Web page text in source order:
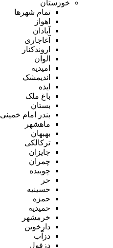
خوزستان
تمام شهر‌ها
اهواز
آبادان
آغاجاری
اروندکنار
الوان
امیدیه
اندیمشک
ایذه
باغ ملک
بستان
بندر امام خمینی
ماهشهر
بهبهان
ترکالکی
جایزان
چمران
چوبیده
حر
حسینیه
حمزه
حمیدیه
خرمشهر
دارخوین
دزآب
دزفول